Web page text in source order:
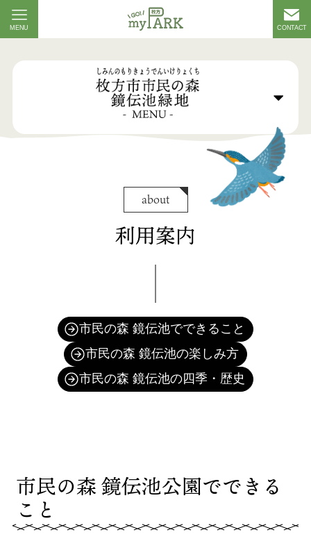
CONTACT
MENU
about
利用案内
市民の森 鏡伝池でできること
市民の森 鏡伝池の楽しみ方
市民の森 鏡伝池の四季・歴史
市民の森 鏡伝池公園でできる
こと